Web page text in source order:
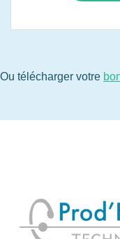
Ou télécharger votre